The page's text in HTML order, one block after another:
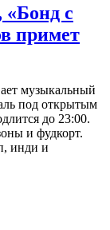
с
примет
музыкальный
под открытым
до 23:00.
и фудкорт.
инди и